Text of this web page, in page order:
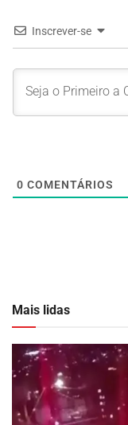
Inscrever-se
0 COMENTÁRIOS
Mais lidas